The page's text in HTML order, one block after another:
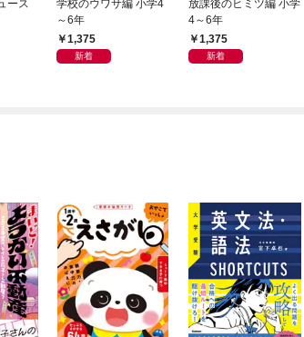
ース
学校のウワサ編 小学4
～6年
1,375
新着
放課後のヒミツ編 小学
4～6年
1,375
新着